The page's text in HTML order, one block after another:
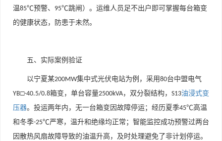
温85℃预警、 95℃跳闸）。运维人员足不出户即可掌握每台箱变
的健康状态，防患于未然。
五、实际案例验证
以宁夏某200MW集中式光伏电站为例，采用80台中盟电气
YB□-40.5/0.8箱变，单台容量2500kVA，双分裂结构， S13油浸式变
压器。投运两年内，无一台箱变因故障停运；经历夏季45℃高温
和冬季-25℃严寒，温升和绝缘均正常；智能监控成功预警过两台
因散热风扇故障导致的油温升高，及时处理避免了非计划停运。